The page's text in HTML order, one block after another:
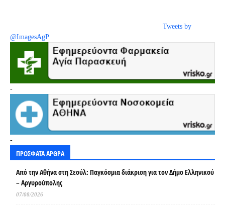
Tweets by
@ImagesAgP
-
-
ΠΡΟΣΦΑΤΑ ΑΡΘΡΑ
Από την Αθήνα στη Σεούλ: Παγκόσμια διάκριση για τον Δήμο Ελληνικού
– Αργυρούπολης
07/08/2026